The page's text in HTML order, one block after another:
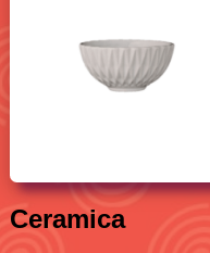
Ceramica